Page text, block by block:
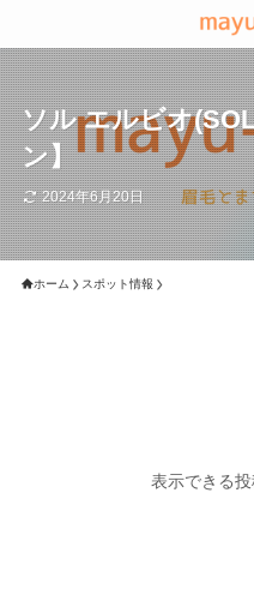
ソル エルビオ
ン】
2024年6月20日
ホーム スポット情報